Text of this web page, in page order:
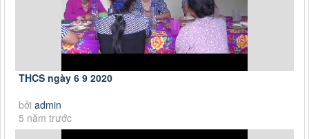
THCS ngày 6 9 2020
bởi admin
5 năm trước